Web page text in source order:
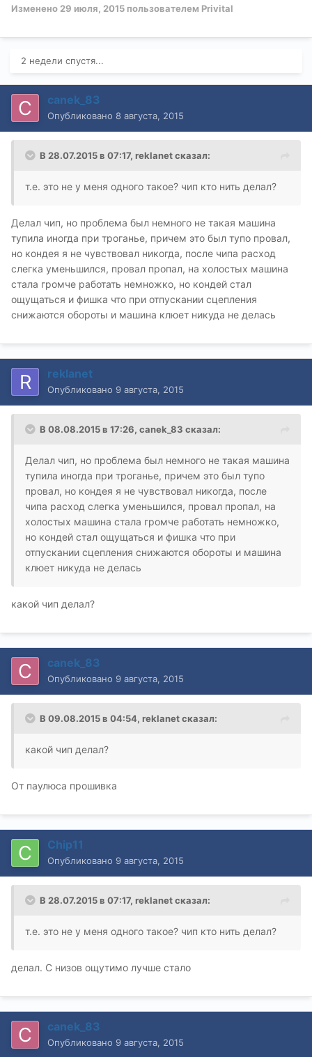
Изменено 29 июля, 2015 пользователем Privital
2 недели спустя...
canek_83
Опубликовано 8 августа, 2015
В 28.07.2015 в 07:17, reklanet сказал:
т.е. это не у меня одного такое? чип кто нить делал?
Делал чип, но проблема был немного не такая машина
тупила иногда при троганье, причем это был тупо провал,
но кондея я не чувствовал никогда, после чипа расход
слегка уменьшился, провал пропал, на холостых машина
стала громче работать немножко, но кондей стал
ощущаться и фишка что при отпускании сцепления
снижаются обороты и машина клюет никуда не делась
reklanet
Опубликовано 9 августа, 2015
В 08.08.2015 в 17:26, canek_83 сказал:
Делал чип, но проблема был немного не такая машина
тупила иногда при троганье, причем это был тупо
провал, но кондея я не чувствовал никогда, после
чипа расход слегка уменьшился, провал пропал, на
холостых машина стала громче работать немножко,
но кондей стал ощущаться и фишка что при
отпускании сцепления снижаются обороты и машина
клюет никуда не делась
какой чип делал?
canek_83
Опубликовано 9 августа, 2015
В 09.08.2015 в 04:54, reklanet сказал:
какой чип делал?
От паулюса прошивка
Chip11
Опубликовано 9 августа, 2015
В 28.07.2015 в 07:17, reklanet сказал:
т.е. это не у меня одного такое? чип кто нить делал?
делал. С низов ощутимо лучше стало
canek_83
Опубликовано 9 августа, 2015